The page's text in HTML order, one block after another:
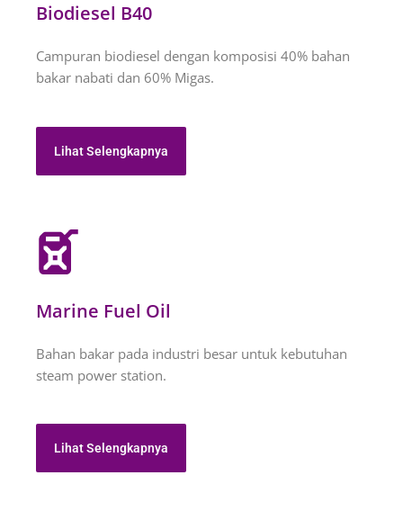
Biodiesel B40
Campuran biodiesel dengan komposisi 40% bahan
bakar nabati dan 60% Migas.
Lihat Selengkapnya
Marine Fuel Oil
Bahan bakar pada industri besar untuk kebutuhan
steam power station.
Lihat Selengkapnya